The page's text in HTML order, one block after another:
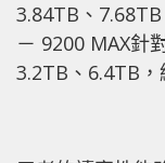
3.84TB、
－ 9200 MAX針
3.2TB、6.4TB，